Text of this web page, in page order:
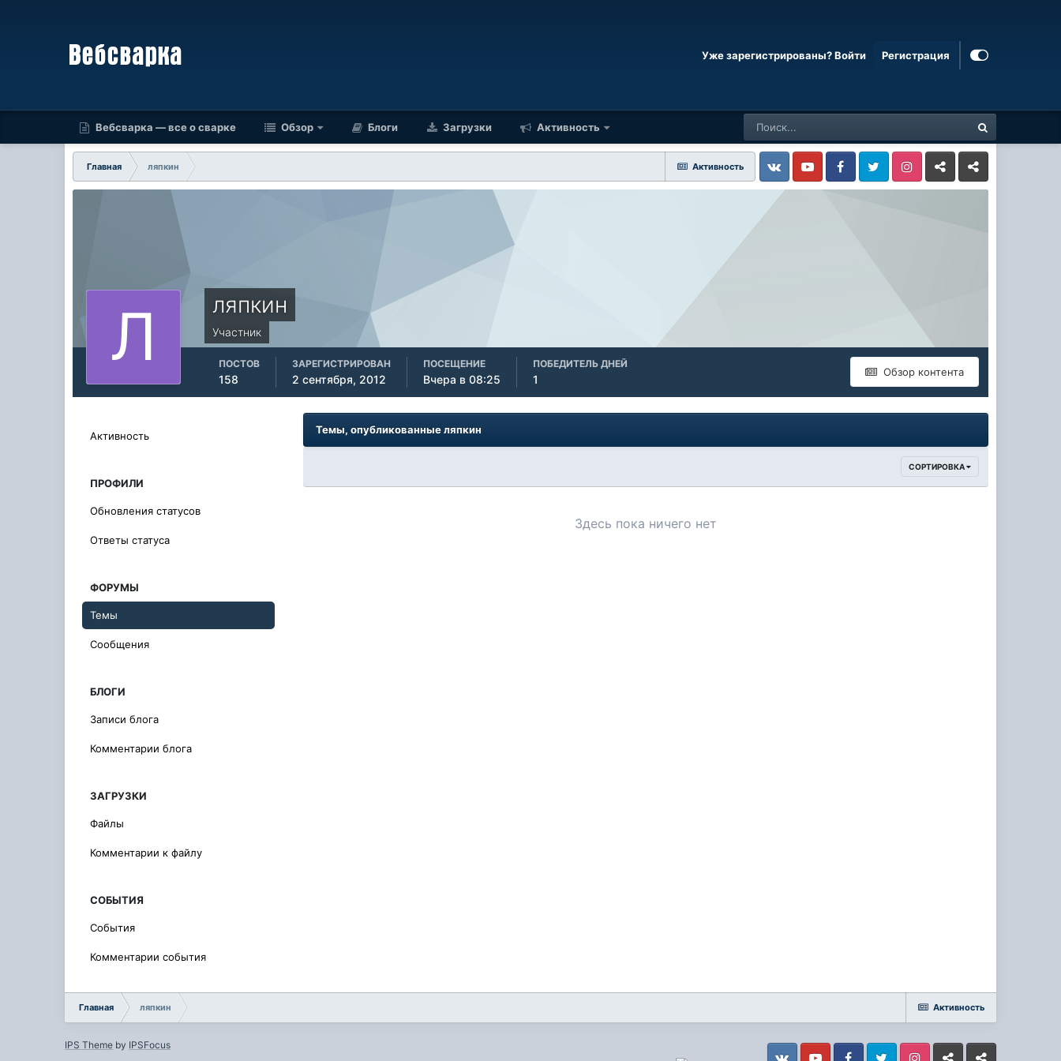
Уже зарегистрированы? Войти Регистрация
Вебсварка — все о сварке Обзор Блоги Загрузки Активность
Активность
Главная
ляпкин
VkontakteYouTube FacebookTwitter InstagramLivejournalOdnoklassniki
ляпкин
Участник
Обзор контента
ПОСТОВ
158
ЗАРЕГИСТРИРОВАН
2 сентября, 2012
ПОСЕЩЕНИЕ
Вчера в 08:25
ПОБЕДИТЕЛЬ ДНЕЙ
1
Активность
ПРОФИЛИ
Обновления статусов
Ответы статуса
ФОРУМЫ
Темы
Сообщения
БЛОГИ
Записи блога
Комментарии блога
ЗАГРУЗКИ
Файлы
Комментарии к файлу
СОБЫТИЯ
События
Комментарии события
Темы, опубликованные ляпкин
СОРТИРОВКА
Здесь пока ничего нет
Активность
Главная ляпкин
IPS Theme by IPSFocus